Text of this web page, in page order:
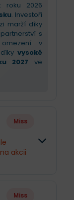
roku 2026
. Investoři
marží díky
s
omezení v
vysoké
2027 ve
Miss
akcii
Miss